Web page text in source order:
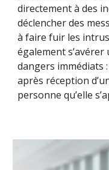
directement à des
déclencher des
à faire fuir les
également
dangers immédiats
après réception
personne qu’elle